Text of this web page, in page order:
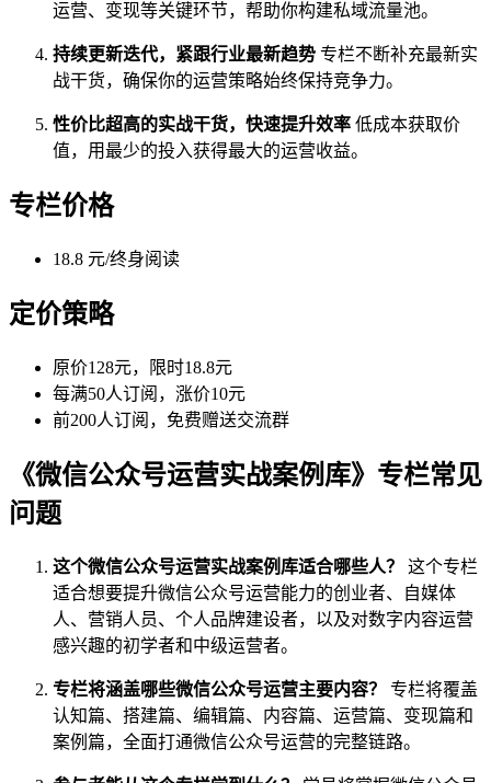
运营、变现等关键环节，帮助你构建私域流量池。
持续更新迭代，紧跟行业最新趋势 专栏不断补充最新实
战干货，确保你的运营策略始终保持竞争力。
性价比超高的实战干货，快速提升效率 低成本获取价
值，用最少的投入获得最大的运营收益。
专栏价格
18.8 元/终身阅读
定价策略
原价128元，限时18.8元
每满50人订阅，涨价10元
前200人订阅，免费赠送交流群
《微信公众号运营实战案例库》专栏常见
问题
这个微信公众号运营实战案例库适合哪些人？
这个专栏
适合想要提升微信公众号运营能力的创业者、自媒体
人、营销人员、个人品牌建设者，以及对数字内容运营
感兴趣的初学者和中级运营者。
专栏将涵盖哪些微信公众号运营主要内容？
专栏将覆盖
认知篇、搭建篇、编辑篇、内容篇、运营篇、变现篇和
案例篇，全面打通微信公众号运营的完整链路。